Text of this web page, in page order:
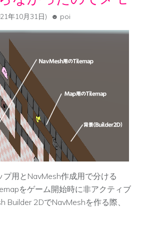
年10月31日) poi
プ用とNavMesh作成用で分ける
をゲーム開始時に非アクティブ
Builder 2DでNavMeshを作る際、